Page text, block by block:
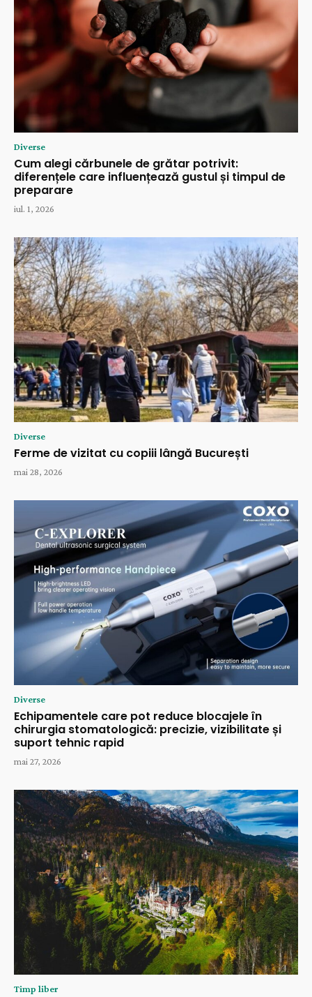
Diverse
Cum alegi cărbunele de grătar potrivit:
diferențele care influențează gustul și timpul de
preparare
iul. 1, 2026
Diverse
Ferme de vizitat cu copiii lângă București
mai 28, 2026
Diverse
Echipamentele care pot reduce blocajele în
chirurgia stomatologică: precizie, vizibilitate și
suport tehnic rapid
mai 27, 2026
Timp liber